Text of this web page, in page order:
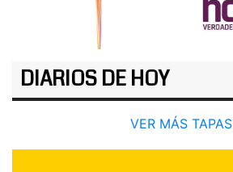
DIARIOS DE HOY
VER MÁS TAPAS